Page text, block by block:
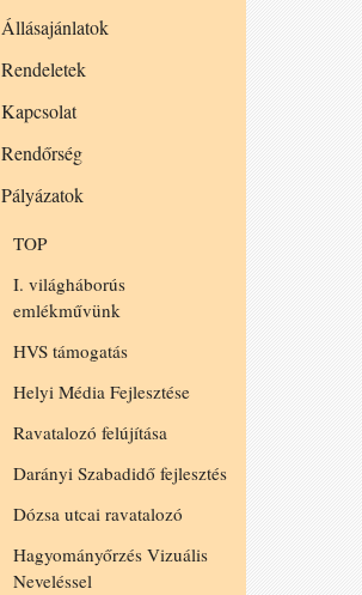
Állásajánlatok
Rendeletek
Kapcsolat
Rendőrség
Pályázatok
TOP
I. világháborús
emlékművünk
HVS támogatás
Helyi Média Fejlesztése
Ravatalozó felújítása
Darányi Szabadidő fejlesztés
Dózsa utcai ravatalozó
Hagyományőrzés Vizuális
Neveléssel